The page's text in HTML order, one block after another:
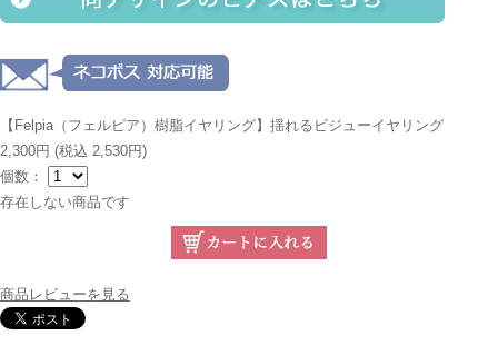
【Felpia（フェルピア）樹脂イヤリング】揺れるビジューイヤリング
2,300円 (税込 2,530円)
個数：
存在しない商品です
商品レビューを見る